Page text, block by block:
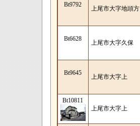
Bt9792
上尾市大字地頭方
Bt6628
上尾市大字久保
Bt9645
上尾市大字上
Bt10811
上尾市大字上